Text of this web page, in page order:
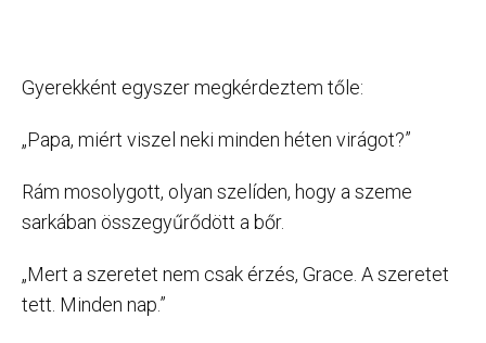
Gyerekként egyszer megkérdeztem tőle:
„Papa, miért viszel neki minden héten virágot?”
Rám mosolygott, olyan szelíden, hogy a szeme
sarkában összegyűrődött a bőr.
„Mert a szeretet nem csak érzés, Grace. A szeretet
tett. Minden nap.”